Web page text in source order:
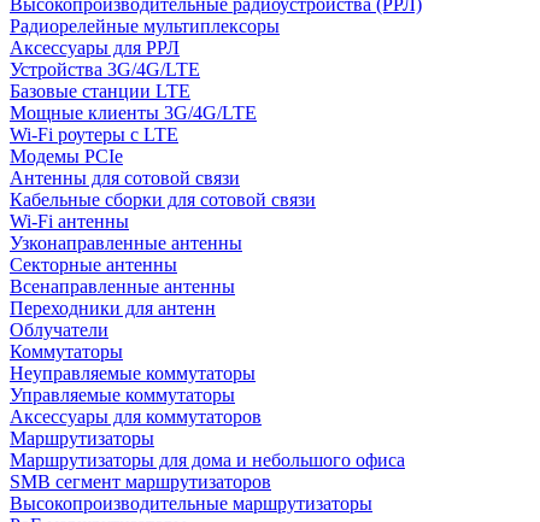
Высокопроизводительные радиоустройства (РРЛ)
Радиорелейные мультиплексоры
Аксессуары для РРЛ
Устройства 3G/4G/LTE
Базовые станции LTE
Мощные клиенты 3G/4G/LTE
Wi-Fi роутеры с LTE
Модемы PCIe
Антенны для сотовой связи
Кабельные сборки для сотовой связи
Wi-Fi антенны
Узконаправленные антенны
Секторные антенны
Всенаправленные антенны
Переходники для антенн
Облучатели
Коммутаторы
Неуправляемые коммутаторы
Управляемые коммутаторы
Аксессуары для коммутаторов
Маршрутизаторы
Маршрутизаторы для дома и небольшого офиса
SMB сегмент маршрутизаторов
Высокопроизводительные маршрутизаторы